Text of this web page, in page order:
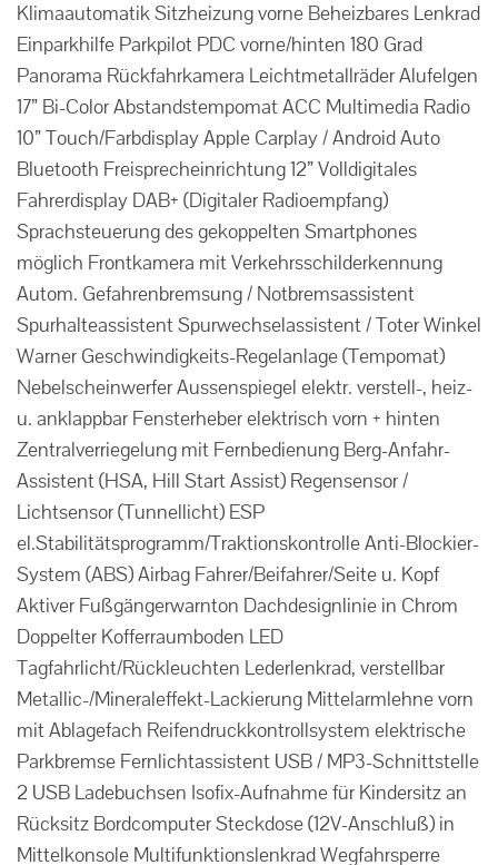
Klimaautomatik Sitzheizung vorne Beheizbares Lenkrad
Einparkhilfe Parkpilot PDC vorne/hinten 180 Grad
Panorama Rückfahrkamera Leichtmetallräder Alufelgen
17” Bi-Color Abstandstempomat ACC Multimedia Radio
10” Touch/Farbdisplay Apple Carplay / Android Auto
Bluetooth Freisprecheinrichtung 12” Volldigitales
Fahrerdisplay DAB+ (Digitaler Radioempfang)
Sprachsteuerung des gekoppelten Smartphones
möglich Frontkamera mit Verkehrsschilderkennung
Autom. Gefahrenbremsung / Notbremsassistent
Spurhalteassistent Spurwechselassistent / Toter Winkel
Warner Geschwindigkeits-Regelanlage (Tempomat)
Nebelscheinwerfer Aussenspiegel elektr. verstell-, heiz-
u. anklappbar Fensterheber elektrisch vorn + hinten
Zentralverriegelung mit Fernbedienung Berg-Anfahr-
Assistent (HSA, Hill Start Assist) Regensensor /
Lichtsensor (Tunnellicht) ESP
el.Stabilitätsprogramm/Traktionskontrolle Anti-Blockier-
System (ABS) Airbag Fahrer/Beifahrer/Seite u. Kopf
Aktiver Fußgängerwarnton Dachdesignlinie in Chrom
Doppelter Kofferraumboden LED
Tagfahrlicht/Rückleuchten Lederlenkrad, verstellbar
Metallic-/Mineraleffekt-Lackierung Mittelarmlehne vorn
mit Ablagefach Reifendruckkontrollsystem elektrische
Parkbremse Fernlichtassistent USB / MP3-Schnittstelle
2 USB Ladebuchsen Isofix-Aufnahme für Kindersitz an
Rücksitz Bordcomputer Steckdose (12V-Anschluß) in
Mittelkonsole Multifunktionslenkrad Wegfahrsperre